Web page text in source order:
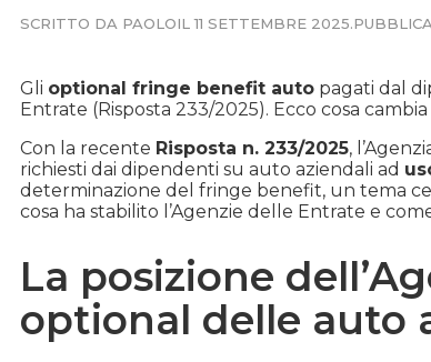
SCRITTO DA PAOLOIL 11 SETTEMBRE 2025.
Gli optional fringe benefit auto pagati dal
Entrate (Risposta 233/2025). Ecco cosa
Con la recente Risposta n. 233/2025,
richiesti dai dipendenti su auto aziendali ad
determinazione del fringe benefit, un tema
cosa ha stabilito l’Agenzie delle Entrate e
La posizione
optional delle auto